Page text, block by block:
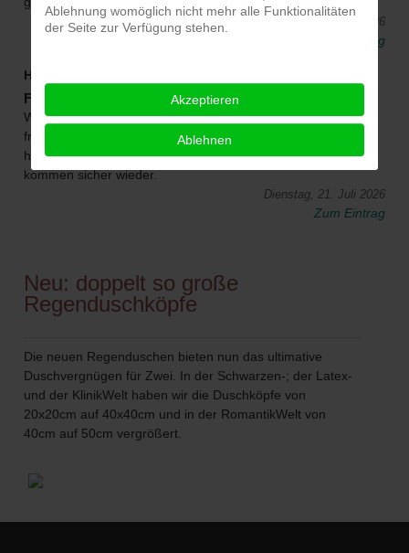
Mittwoch, 05. August 2026
Zum Eintrag
H+S
Fesselnde Welt
Waren zum 1. Mal im Gutshof in der Fesselnden Welt.... sehr
freundlicher, unkomplizierter Empfang. Die Wohnung toll und
hochwertig ausgestattet und vor allem sehr sauber. Wir
kommen sicher wieder.
Dienstag, 21. Juli 2026
Zum Eintrag
Neu: doppelt so große
Regenduschköpfe
Die neuen Regenduschen bieten nun das ultimative
Duschvergnügen für Zwei. In der Schwarzen-; der Latex-
und der KlinikWelt haben wir die Duschköpfe von
20x20cm auf 40x40cm und in der RomantikWelt von
40cm auf 50cm vergrößert.
Ablehnung womöglich nicht mehr alle Funktionalitäten
der Seite zur Verfügung stehen.
Akzeptieren
Ablehnen